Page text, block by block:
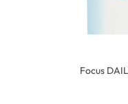
Focus